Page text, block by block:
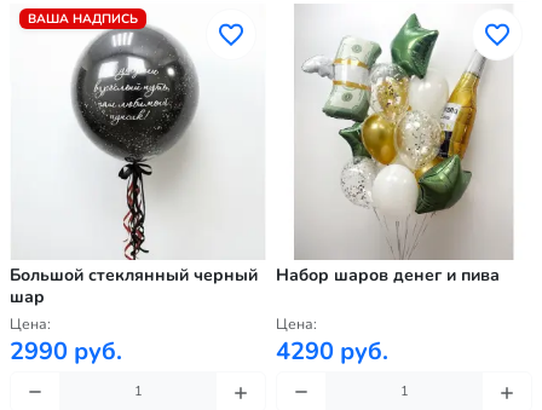
ВАША НАДПИСЬ
Большой стеклянный черный
шар
Цена:
2990 руб.
Набор шаров денег и пива
Цена:
4290 руб.